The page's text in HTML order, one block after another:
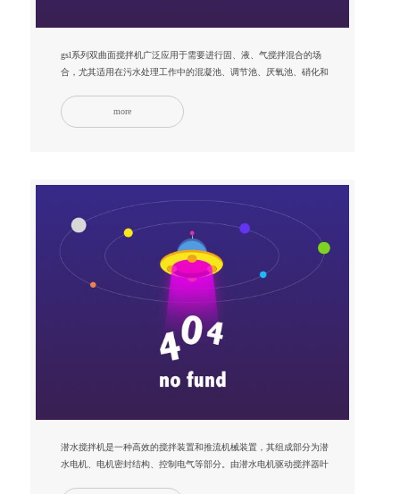
gsl系列双曲面搅拌机广泛应用于需要进行固、液、气搅拌混合的场
合，尤其适用在污水处理工作中的混凝池、调节池、厌氧池、硝化和
more
潜水搅拌机是一种高效的搅拌装置和推流机械装置，其组成部分为潜
水电机、电机密封结构、控制电气等部分。由潜水电机驱动搅拌器叶